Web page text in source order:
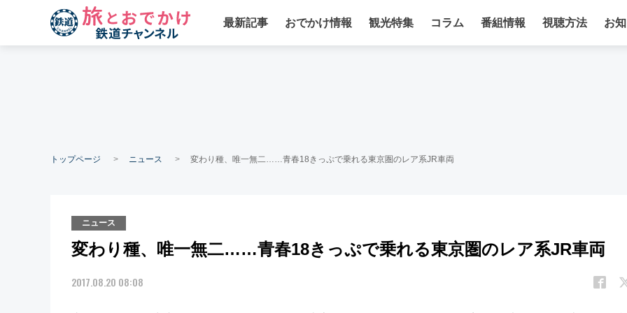
最新記事 おでかけ情報 観光特集 コラム 番組情報 視聴方法 お
トップページ ニュース 変わり種、唯一無二……青春18きっぷで乗れる東京圏のレア系JR車両
ニュース
変わり種、唯一無二……青春18きっぷで乗れる東京圏のレア系JR車両
2017.08.20 08:08